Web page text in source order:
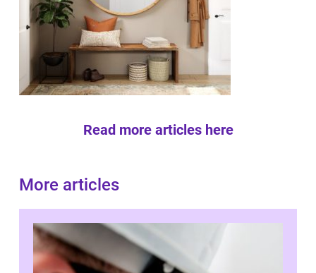
Read more articles here
More articles